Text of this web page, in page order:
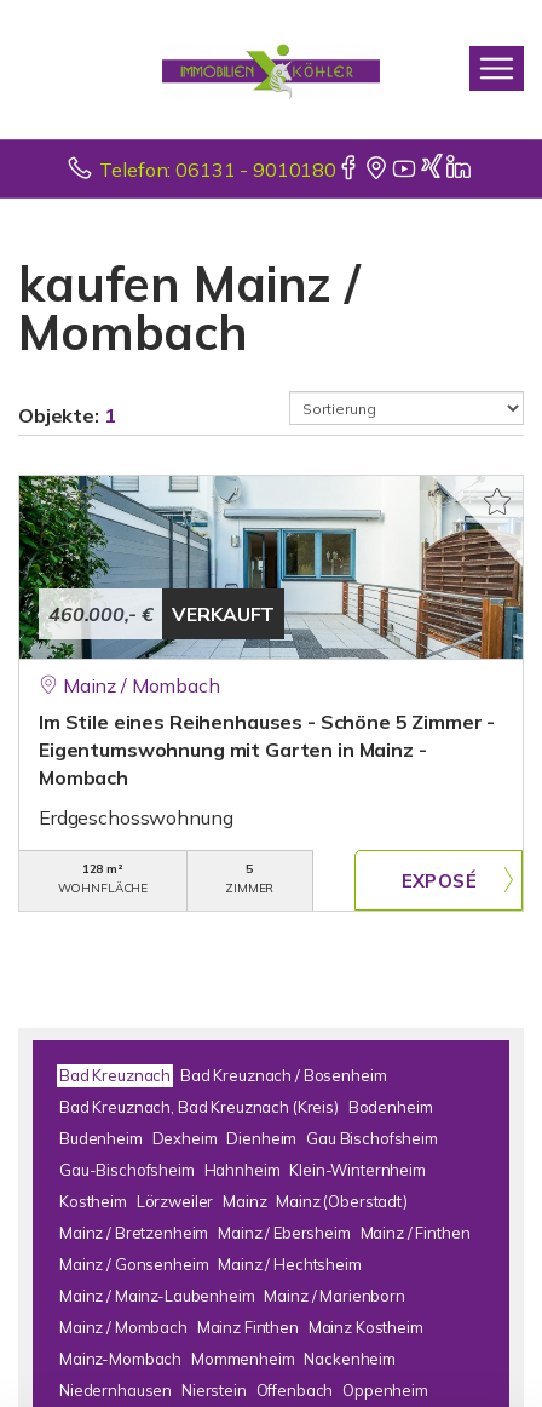
Telefon: 06131 - 9010180
kaufen Mainz /
Mombach
Objekte: 1
460.000,- € VERKAUFT
Mainz / Mombach
Im Stile eines Reihenhauses - Schöne 5 Zimmer -
Eigentumswohnung mit Garten in Mainz -
Mombach
Erdgeschosswohnung
128 m²
WOHNFLÄCHE
5
ZIMMER
Bad Kreuznach Bad Kreuznach / Bosenheim
Bad Kreuznach, Bad Kreuznach (Kreis) Bodenheim
Budenheim Dexheim Dienheim
Gau Bischofsheim
Gau-Bischofsheim Hahnheim Klein-Winternheim
Kostheim Lörzweiler Mainz Mainz (Oberstadt)
Mainz / Bretzenheim Mainz / Ebersheim Mainz / Finthen
Mainz / Gonsenheim Mainz / Hechtsheim
Mainz / Mainz-Laubenheim Mainz / Marienborn
Mainz / Mombach Mainz Finthen Mainz Kostheim
Mainz-Mombach Mommenheim Nackenheim
Niedernhausen Nierstein Offenbach
Oppenheim